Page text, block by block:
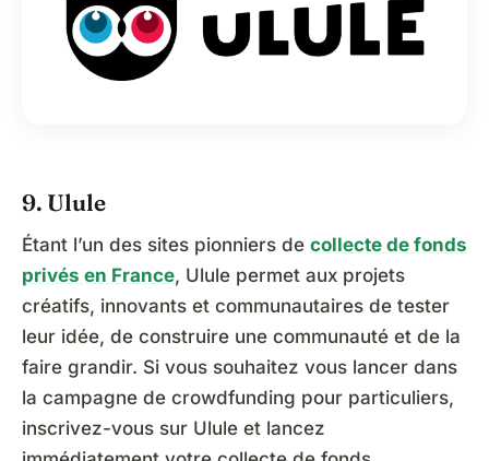
9. Ulule
Étant l’un des sites pionniers de collecte de fonds
privés en France, Ulule permet aux projets
créatifs, innovants et communautaires de tester
leur idée, de construire une communauté et de la
faire grandir. Si vous souhaitez vous lancer dans
la campagne de crowdfunding pour particuliers,
inscrivez-vous sur Ulule et lancez